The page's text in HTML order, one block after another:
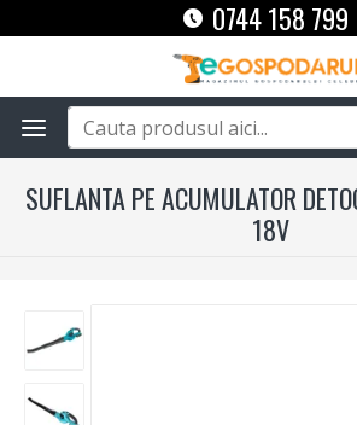
0744 158 799
SUFLANTA PE ACUMULATOR
18V